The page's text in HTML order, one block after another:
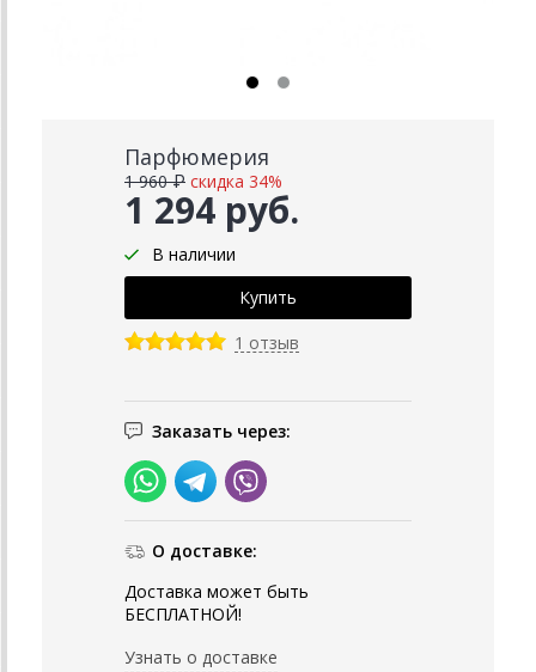
Парфюмерия
1 294 руб.
1 960 ₽ скидка 34%
В наличии
1 отзыв
Заказать через:
О доставке:
Доставка может быть
БЕСПЛАТНОЙ!
Узнать о доставке